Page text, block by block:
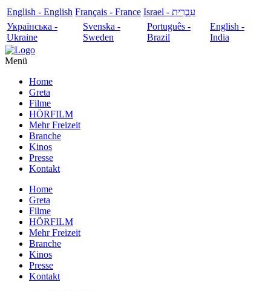
English - English Français - France
עִבְרִית - Israel
Українська -
Ukraine
Svenska -
Sweden
Português -
Brazil
English -
India
Menü
Home
Greta
Filme
HÖRFILM
Mehr Freizeit
Branche
Kinos
Presse
Kontakt
Home
Greta
Filme
HÖRFILM
Mehr Freizeit
Branche
Kinos
Presse
Kontakt